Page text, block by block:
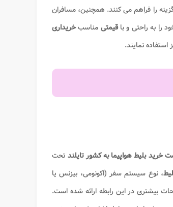
را فراهم می کنند. همچنین، مسافران
را به راحتی و باقیمتی مناسبخریداری
نمایند.
خرید بلیط هواپیما به کشور تایلند تحت
، نوع سیستم سفر (اکونومی، بیزنس یا
بیشتری در این رابطه ارائه شده است.